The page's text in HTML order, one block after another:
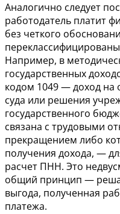
Аналогично следует
работодатель платит
без четкого
Например, в
государственных
кодом 1049 — доход на
суда или решения
государственного
связана с трудовыми
прекращением либо
получения дохода, —
расчет ПНН. Это
общий принцип —
выгода, полученная
платежа.